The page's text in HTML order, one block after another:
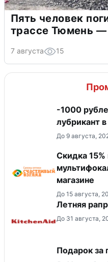
Пять человек
трассе Тюмень —
7 августа 15
-1000
лубрикант
До 9 августа,
Скидка 15%
магазине
До 15 августа,
Летняя
До 31 августа,
Подарок за